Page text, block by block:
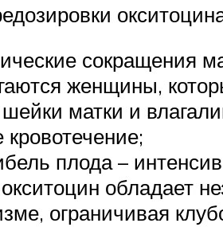
сокращения
женщины,
матки и
плода –
обладает
ограничивая